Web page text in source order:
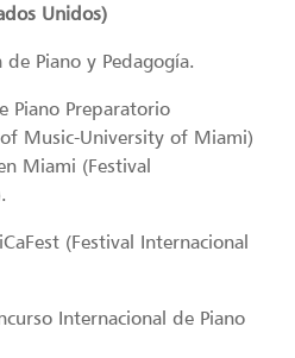
Unidos)
Piano y Pedagogía.
Piano Preparatorio
Music-University of Miami)
Miami (Festival
(Festival Internacional
Internacional de Piano